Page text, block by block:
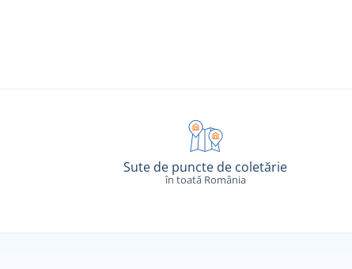
Sute de puncte de coletărie
în toată România